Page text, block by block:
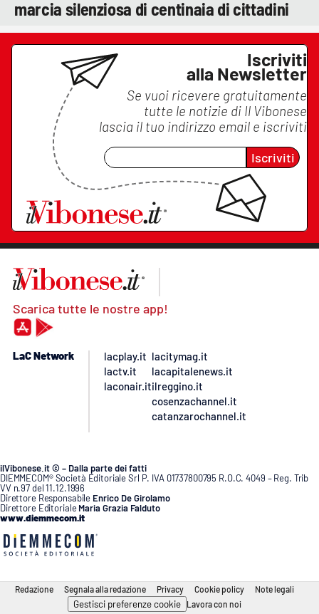
marcia silenziosa di centinaia di cittadini
Iscriviti
alla Newsletter
Se vuoi ricevere gratuitamente
tutte le notizie di Il Vibonese
lascia il tuo indirizzo email e iscriviti
Iscriviti
Scarica tutte le nostre app!
LaC Network
lacplay.it
lactv.it
laconair.it
lacitymag.it
lacapitalenews.it
ilreggino.it
cosenzachannel.it
catanzarochannel.it
ilVibonese.it © – Dalla parte dei fatti
DIEMMECOM® Società Editoriale Srl P. IVA 01737800795 R.O.C. 4049 – Reg. Trib
VV n.97 del 11.12.1996
Direttore Responsabile Enrico De Girolamo
Direttore Editoriale Maria Grazia Falduto
www.diemmecom.it
Redazione Segnala alla redazione Privacy Cookie policy Note legali
Gestisci preferenze cookie Lavora con noi